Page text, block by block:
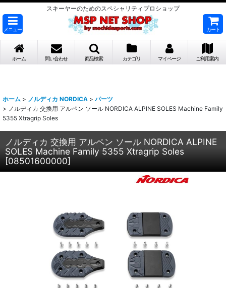
スキーヤーのためのスペシャリティプロショップ
メニュー カート
ホーム 問い合わせ 商品検索 カテゴリ マイページ ご利用案内
ホーム > ノルディカ NORDICA > パーツ
> ノルディカ 交換用 アルペン ソール NORDICA ALPINE SOLES Machine Family
5355 Xtragrip Soles
ノルディカ 交換用 アルペン ソール NORDICA ALPINE
SOLES Machine Family 5355 Xtragrip Soles
[08501600000]